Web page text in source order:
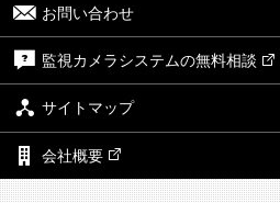
お問い合わせ
監視カメラシステムの無料相談
サイトマップ
会社概要